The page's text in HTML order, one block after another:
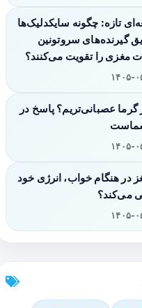
تازه: چگونه سایکدلیک‌ها
گیرنده‌های سروتونین
مغزی را تقویت می‌کنند؟
۰۵-۱۷
گرما عصبانی‌تریم؟ پاسخ در
۰۵-۱۷
در هنگام خواب، انرژی خود
می‌کند؟
۰۵-۱۷